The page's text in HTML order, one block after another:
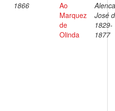
1866
Ao
Marquez
de
Olinda
José
1829-
1877